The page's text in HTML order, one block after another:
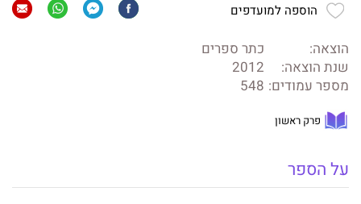
הוספה למועדפים
הוצאה:
כתר ספרים
שנת הוצאה:
2012
מספר עמודים: 548
פרק ראשון
על הספר